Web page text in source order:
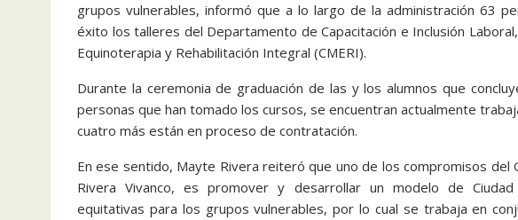
grupos vulnerables, informó que a lo largo de la administración 63
éxito los talleres del Departamento de Capacitación e Inclusión
Equinoterapia y Rehabilitación Integral (CMERI).
Durante la ceremonia de graduación de las y los alumnos que
personas que han tomado los cursos, se encuentran actualmente
cuatro más están en proceso de contratación.
En ese sentido, Mayte Rivera reiteró que uno de los compromisos del
Rivera Vivanco, es promover y desarrollar un modelo de
equitativas para los grupos vulnerables, por lo cual se trabaja en